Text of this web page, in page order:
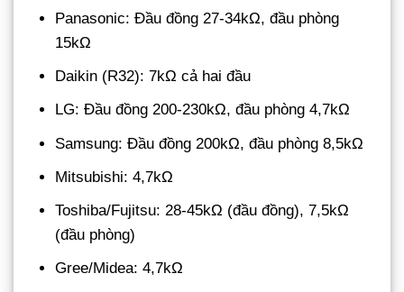
Panasonic: Đầu đồng 27-34kΩ, đầu phòng
15kΩ
Daikin (R32): 7kΩ cả hai đầu
LG: Đầu đồng 200-230kΩ, đầu phòng 4,7kΩ
Samsung: Đầu đồng 200kΩ, đầu phòng 8,5kΩ
Mitsubishi: 4,7kΩ
Toshiba/Fujitsu: 28-45kΩ (đầu đồng), 7,5kΩ
(đầu phòng)
Gree/Midea: 4,7kΩ